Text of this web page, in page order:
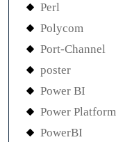
Perl
Polycom
Port-Channel
poster
Power BI
Power Platform
PowerBI